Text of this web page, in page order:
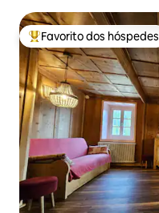
Favoritos dos hóspedes
Favorito dos hóspedes